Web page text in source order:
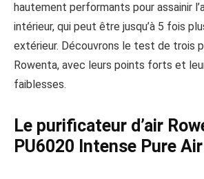
hautement performants pour assainir
intérieur, qui peut être jusqu’à 5 fois
extérieur. Découvrons le test de trois
Rowenta, avec leurs points forts et
faiblesses.
Le purificateur d’air
PU6020 Intense Pure